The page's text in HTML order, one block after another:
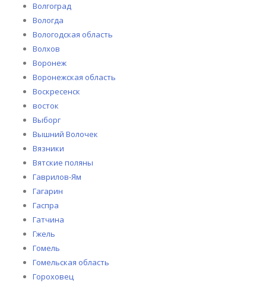
Волгоград
Вологда
Вологодская область
Волхов
Воронеж
Воронежская область
Воскресенск
восток
Выборг
Вышний Волочек
Вязники
Вятские поляны
Гаврилов-Ям
Гагарин
Гаспра
Гатчина
Гжель
Гомель
Гомельская область
Гороховец